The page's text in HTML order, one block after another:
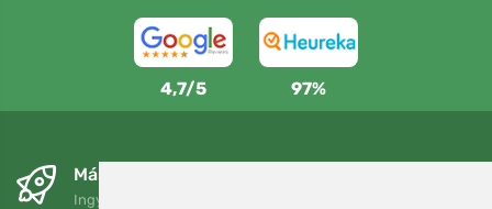
4,7/5 97%
Másnapra és ingyenesen
Ingyenes szállítás a következő összeg felett: 80 EUR